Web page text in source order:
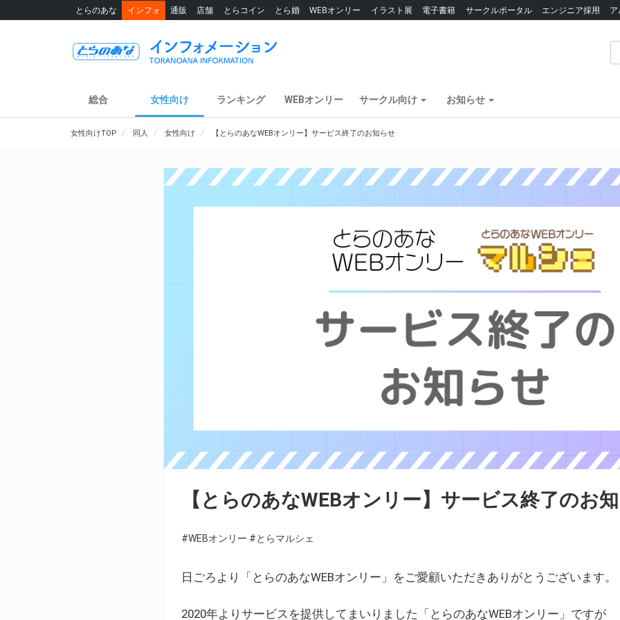
とらのあな インフォ 通販 店舗 とらコイン とら婚 WEBオンリー イラスト展 電子書籍 サークルポータル エンジニア採用
総合 女性向け ランキング WEBオンリー サークル向け お知らせ
女性向けTOP 同人 女性向け 【とらのあなWEBオンリー】サービス終了のお知らせ
【とらのあなWEBオンリー】サービス終了のお
#WEBオンリー #とらマルシェ
日ごろより「とらのあなWEBオンリー」をご愛顧いただきありがとうございます。
2020年よりサービスを提供してまいりました「とらのあなWEBオンリー」ですが